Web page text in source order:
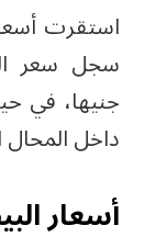
استقرت
جنيها، في
داخل المحال
أسعار